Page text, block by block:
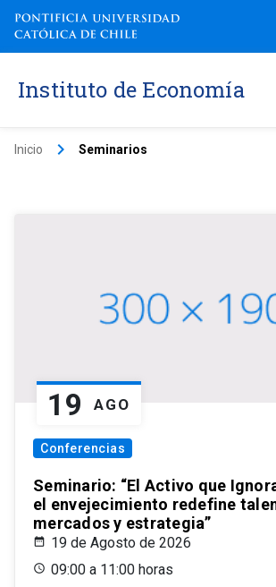
Instituto de Economía
Inicio keyboard_arrow_right Seminarios
19 AGO
Conferencias
Seminario: “El Activo que
el envejecimiento redefine
mercados y estrategia”
19 de Agosto de 2026
09:00 a 11:00 horas